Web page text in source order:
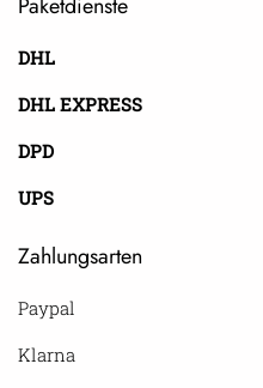
DHL
DHL EXPRESS
DPD
UPS
Zahlungsarten
Paypal
Klarna